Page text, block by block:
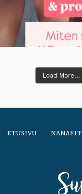
Load More...
ETUSIVU NANAFIT